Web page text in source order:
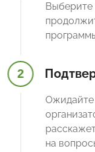
Выберите
2
Ожидайте
на